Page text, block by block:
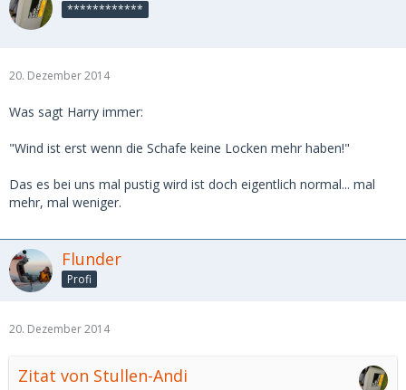
************
20. Dezember 2014
Was sagt Harry immer:
"Wind ist erst wenn die Schafe keine Locken mehr haben!"
Das es bei uns mal pustig wird ist doch eigentlich normal... mal
mehr, mal weniger.
Flunder
Profi
20. Dezember 2014
Zitat von Stullen-Andi